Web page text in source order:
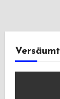
Versäumt